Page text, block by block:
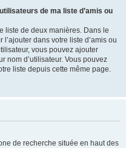
de ma liste d’amis ou
liste de deux manières. Dans le
dans votre liste d’amis ou
vous pouvez ajouter
nom d’utilisateur. Vous pouvez
liste depuis cette même page.
de recherche située en haut des